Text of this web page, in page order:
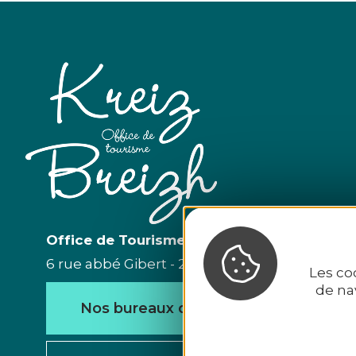
Les
de
Office de Tourisme du Kreiz Breizh
6 rue abbé Gibert - 22110 Rostrenen - Tél. 02
Nos bureaux d'accueil